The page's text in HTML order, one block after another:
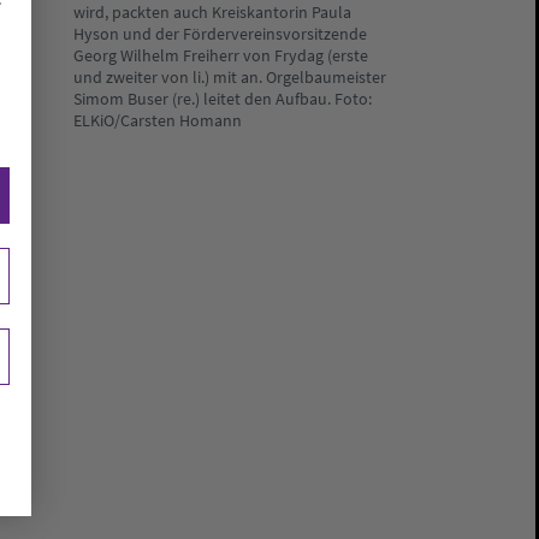
wird, packten auch Kreiskantorin Paula
Hyson und der Fördervereinsvorsitzende
Georg Wilhelm Freiherr von Frydag (erste
und zweiter von li.) mit an. Orgelbaumeister
Simom Buser (re.) leitet den Aufbau. Foto:
ELKiO/Carsten Homann